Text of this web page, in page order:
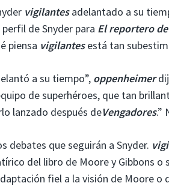
vigilantesadelantado a su
de Snyder para El reportero
piensa vigilantesestá tan
a su tiempo”, oppenheimer
de superhéroes, que tan
lanzado después deVengadores.”
debates que seguirán a Snyder.
del libro de Moore y Gibbons
fiel a la visión de Moore o